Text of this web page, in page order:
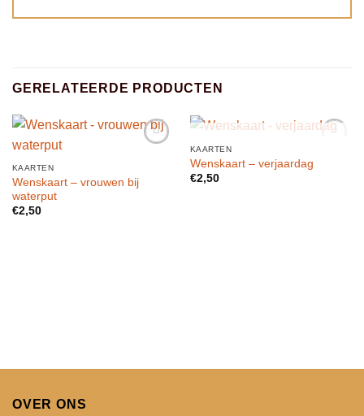
GERELATEERDE PRODUCTEN
verlanglijst
KAARTEN
Wenskaart – vrouwen bij
waterput
€2,50
aan
UITVERKOCHT
KAARTEN
Wenskaart – verjaardag
€2,50
OVER ONS